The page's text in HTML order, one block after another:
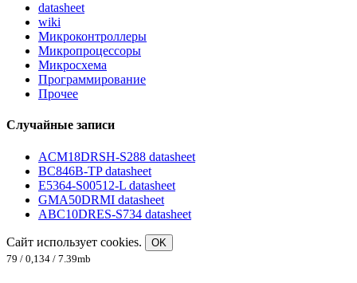
datasheet
wiki
Микроконтроллеры
Микропроцессоры
Микросхема
Программирование
Прочее
Случайные записи
ACM18DRSH-S288 datasheet
BC846B-TP datasheet
E5364-S00512-L datasheet
GMA50DRMI datasheet
ABC10DRES-S734 datasheet
Сайт использует cookies.
OK
79 / 0,134 / 7.39mb